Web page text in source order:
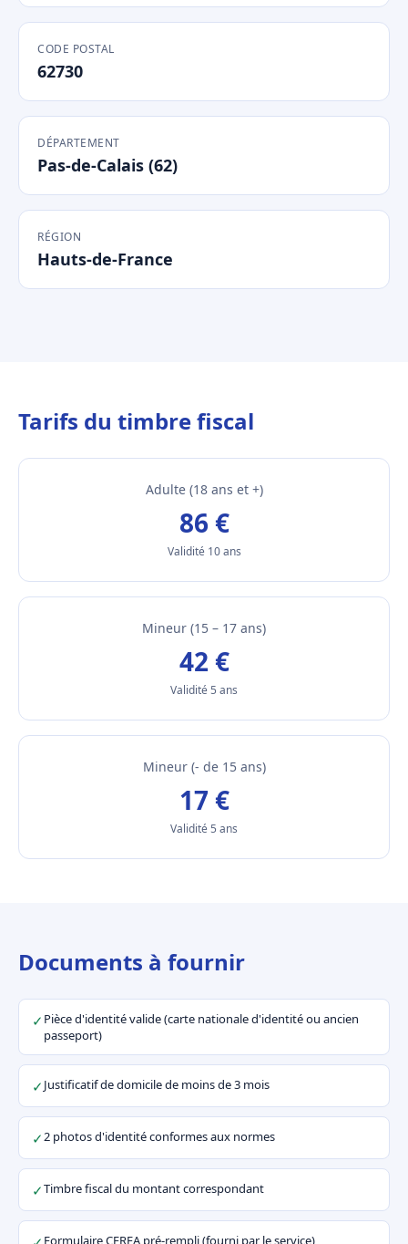
CODE POSTAL
62730
DÉPARTEMENT
Pas-de-Calais (62)
RÉGION
Hauts-de-France
Tarifs du timbre fiscal
Adulte (18 ans et +)
86 €
Validité 10 ans
Mineur (15 – 17 ans)
42 €
Validité 5 ans
Mineur (- de 15 ans)
17 €
Validité 5 ans
Documents à fournir
✓ Pièce d'identité valide (carte nationale d'identité ou ancien
passeport)
✓Justificatif de domicile de moins de 3 mois
✓2 photos d'identité conformes aux normes
✓Timbre fiscal du montant correspondant
Formulaire CERFA pré-rempli (fourni par le service)